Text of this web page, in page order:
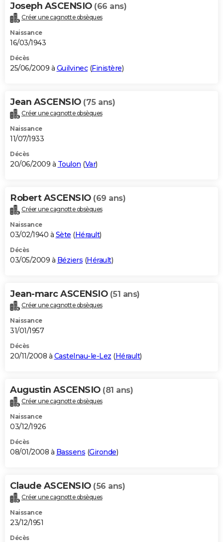
Joseph ASCENSIO (66 ans)
Créer une cagnotte obsèques
Naissance
16/03/1943
Décès
25/06/2009 à Guilvinec(Finistère)
Jean ASCENSIO (75 ans)
Créer une cagnotte obsèques
Naissance
11/07/1933
Décès
20/06/2009 à Toulon (Var)
Robert ASCENSIO (69 ans)
Créer une cagnotte obsèques
Naissance
03/02/1940 à Sète (Hérault)
Décès
03/05/2009 à Béziers (Hérault)
Jean-marc ASCENSIO (51 ans)
Créer une cagnotte obsèques
Naissance
31/01/1957
Décès
20/11/2008 à Castelnau-le-Lez (Hérault)
Augustin ASCENSIO (81 ans)
Créer une cagnotte obsèques
Naissance
03/12/1926
Décès
08/01/2008 à Bassens (Gironde)
Claude ASCENSIO (56 ans)
Créer une cagnotte obsèques
Naissance
23/12/1951
Décès